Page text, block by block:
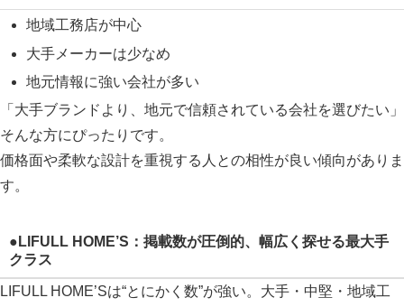
地域工務店が中心
大手メーカーは少なめ
地元情報に強い会社が多い
「大手ブランドより、地元で信頼されている会社を選びたい」
そんな方にぴったりです。
価格面や柔軟な設計を重視する人との相性が良い傾向がありま
す。
●LIFULL HOME’S：掲載数が圧倒的、幅広く探せる最大手
クラス
LIFULL HOME’Sは“とにかく数”が強い。大手・中堅・地域工